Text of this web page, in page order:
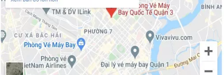
vé máy bay đi Vail – Colorado